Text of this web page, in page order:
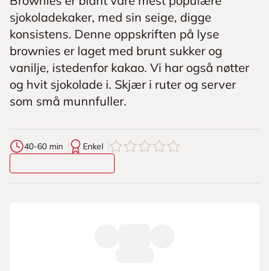
sjokoladekaker, med sin seige, digge
konsistens. Denne oppskriften på lyse
brownies er laget med brunt sukker og
vanilje, istedenfor kakao. Vi har også nøtter
og hvit sjokolade i. Skjær i ruter og server
som små munnfuller.
40-60 min Enkel 0av5stjerner